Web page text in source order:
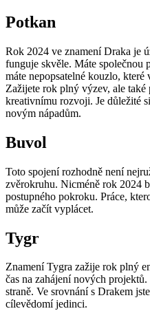
Potkan
Rok 2024 ve znamení Draka je
funguje skvěle. Máte společnou
máte nepopsatelné kouzlo,
Zažijete rok plný výzev, ale
kreativnímu rozvoji. Je důležité
novým nápadům.
Buvol
Toto spojení rozhodně není
zvěrokruhu. Nicméně rok 2024
postupného pokroku. Práce,
může začít vyplácet.
Tygr
Znamení Tygra zažije rok plný
čas na zahájení nových
straně. Ve srovnání s Drakem
cílevědomí jedinci.